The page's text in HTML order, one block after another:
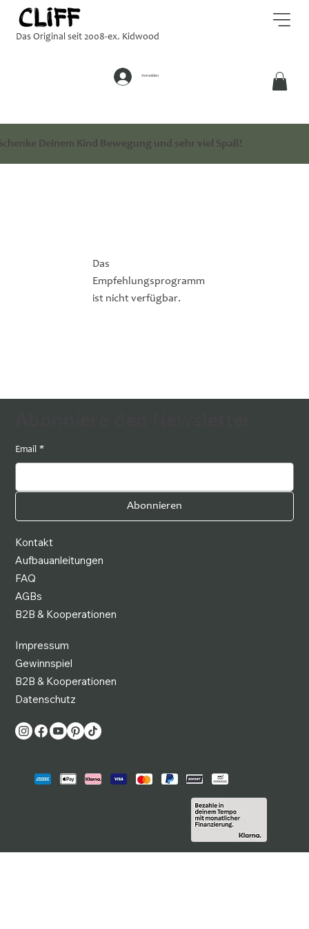
Deinem Kind Bewegung und sehr viel Spaß!
Anmelden
Das Original seit 2008-ex. Kidwood
Das
Empfehlungsprogramm
ist nicht verfügbar.
Kontakt
Aufbauanleitungen
FAQ
AGBs
B2B & Kooperationen
Impressum
Gewinnspiel
B2B & Kooperationen
Datenschutz
Email *
Abonnieren